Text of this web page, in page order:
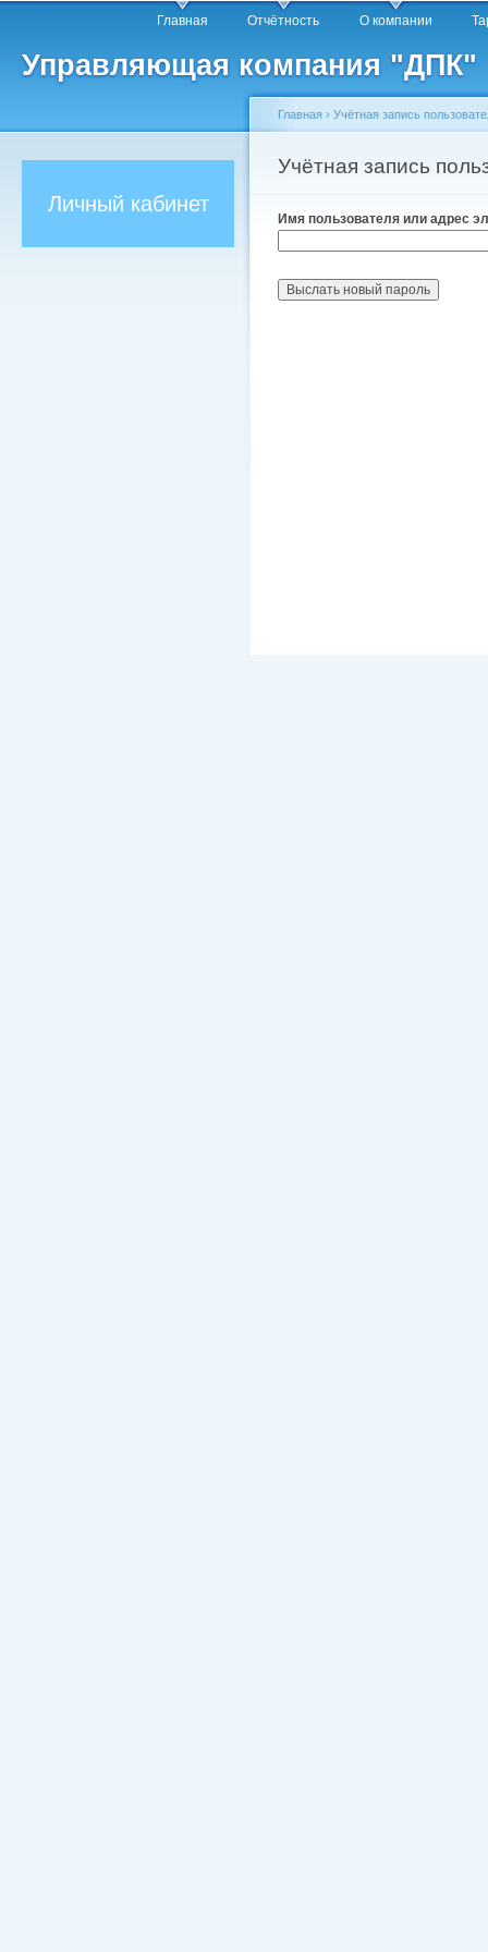
Управляющая компания "ДПК"
Главное менюГлавная Отчётность О компании
Личный кабинет
Вы здесь
Главная › Учётная запись
Учётная запись
Главные вкладки
Имя пользователя или адрес